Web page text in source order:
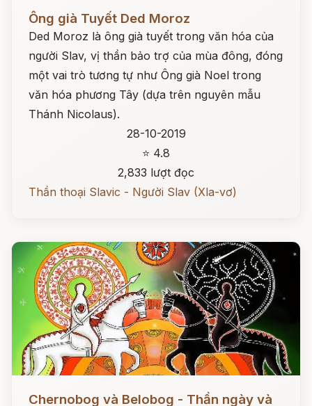
Đọc ngay
Ông già Tuyết Ded Moroz
Ded Moroz là ông già tuyết trong văn hóa của
người Slav, vị thần bảo trợ của mùa đông, đóng
một vai trò tương tự như Ông già Noel trong
văn hóa phương Tây (dựa trên nguyên mẫu
Thánh Nicolaus).
28-10-2019
⭐ 4.8
2,833 lượt đọc
Thần thoại Slavic - Người Slav (Xla-vơ)
Chernobog và Belobog - Thần ngày và